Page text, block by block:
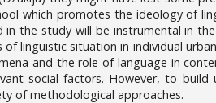
which promotes the ideology of
in the study will be instrumental in
linguistic situation in individual
and the role of language in
social factors. However, to
of methodological approaches.